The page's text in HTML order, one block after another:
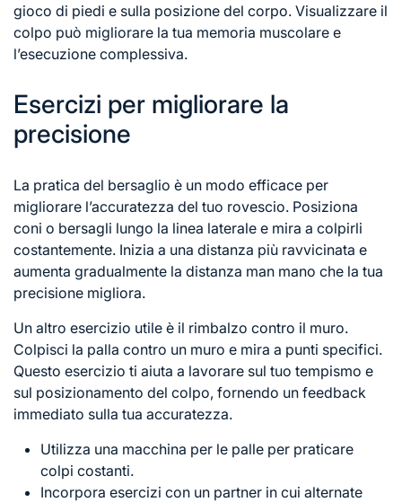
gioco di piedi e sulla posizione del corpo. Visualizzare il
colpo può migliorare la tua memoria muscolare e
l’esecuzione complessiva.
Esercizi per migliorare la
precisione
La pratica del bersaglio è un modo efficace per
migliorare l’accuratezza del tuo rovescio. Posiziona
coni o bersagli lungo la linea laterale e mira a colpirli
costantemente. Inizia a una distanza più ravvicinata e
aumenta gradualmente la distanza man mano che la tua
precisione migliora.
Un altro esercizio utile è il rimbalzo contro il muro.
Colpisci la palla contro un muro e mira a punti specifici.
Questo esercizio ti aiuta a lavorare sul tuo tempismo e
sul posizionamento del colpo, fornendo un feedback
immediato sulla tua accuratezza.
Utilizza una macchina per le palle per praticare
colpi costanti.
Incorpora esercizi con un partner in cui alternate